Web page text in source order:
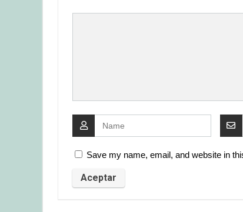
Save my name, email, and website in